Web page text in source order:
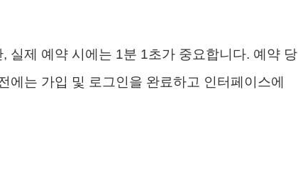
실제 예약 시에는 1분 1초가 중요합니다. 예약 당
에는 가입 및 로그인을 완료하고 인터페이스에